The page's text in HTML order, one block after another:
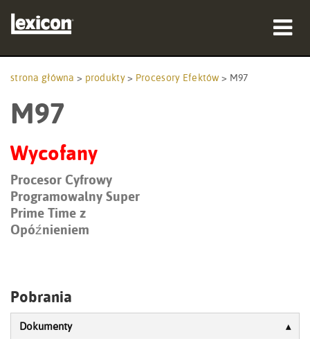
produkty
gdzie kupić
Studia przypadków
szkolenia
wsparcie
Język/Region
strona główna > produkty> Procesory Efektów > M97
M97
Wycofany
Procesor Cyfrowy
Programowalny Super
Prime Time z
Opóźnieniem
Pobrania
Dokumenty